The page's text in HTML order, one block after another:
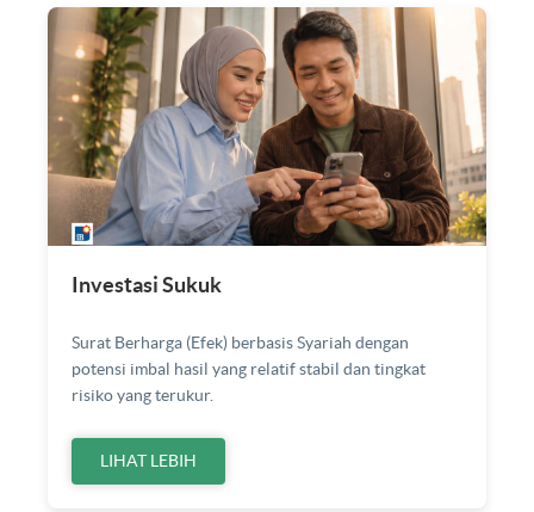
Investasi Sukuk
Surat Berharga (Efek) berbasis Syariah dengan
potensi imbal hasil yang relatif stabil dan tingkat
risiko yang terukur.
LIHAT LEBIH